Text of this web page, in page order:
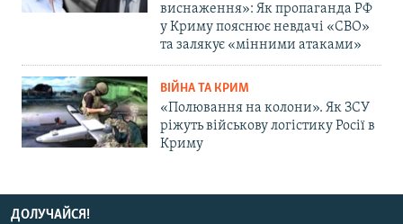
виснаження»: Як пропаганда РФ
у Криму пояснює невдачі «СВО»
та залякує «мінними атаками»
ВІЙНА ТА КРИМ
«Полювання на колони». Як ЗСУ
ріжуть військову логістику Росії в
Криму
ДОЛУЧАЙСЯ!